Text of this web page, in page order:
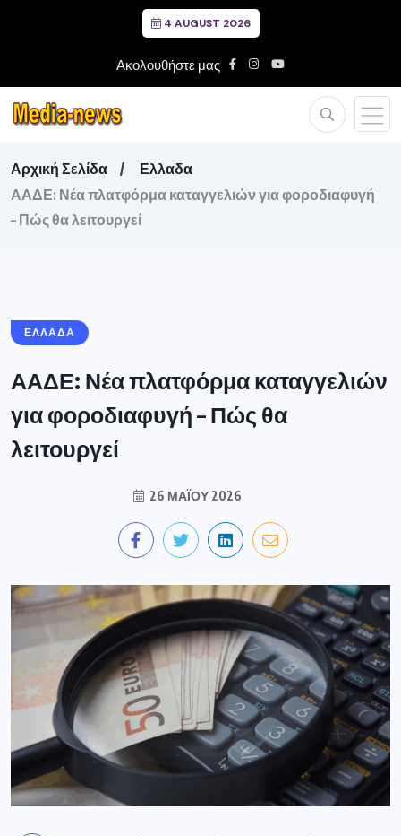
4 AUGUST 2026
Ακολουθήστε μας
Αρχική Σελίδα
Ελλαδα
ΑΑΔΕ: Νέα πλατφόρμα καταγγελιών για φοροδιαφυγή
– Πώς θα λειτουργεί
ΕΛΛΑΔΑ
ΑΑΔΕ: Νέα πλατφόρμα καταγγελιών
για φοροδιαφυγή – Πώς θα
λειτουργεί
26 ΜΑΪ́ΟΥ 2026